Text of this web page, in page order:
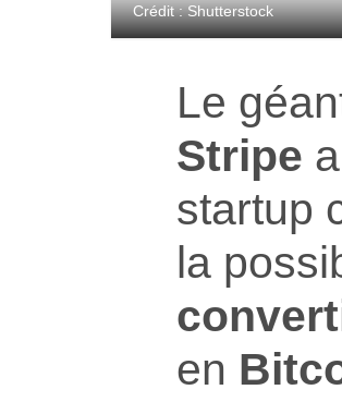
Crédit : Shutterstock
Le
Stripe
startup
la
en